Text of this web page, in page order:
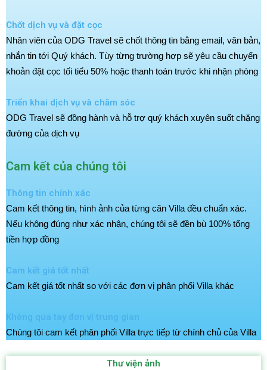
Chốt dịch vụ và đặt cọc
Nhân viên của ODG Travel sẽ chốt thông tin bằng email, văn bản,
nhắn tin tới Quý khách. Tùy từng trường hợp sẽ yêu cầu chuyển
khoản đặt cọc tối tiểu 50% hoặc thanh toán trước khi nhận phòng
Triển khai dịch vụ và chăm sóc
ODG Travel sẽ đồng hành và hỗ trợ quý khách xuyên suốt chặng
đường của dịch vụ
Cam kết của chúng tôi
Thông tin chính xác
Cam kết thông tin, hình ảnh của từng căn Villa đều chuẩn xác.
Nếu không đúng như xác nhận, chúng tôi sẽ đền bù 100% tổng
tiền hợp đồng
Cam kết giá tốt nhất
Cam kết giá tốt nhất so với các đơn vị phân phối Villa khác
Chúng tôi cam kết phân phối Villa trực tiếp từ chính chủ của Villa
Thư viện ảnh